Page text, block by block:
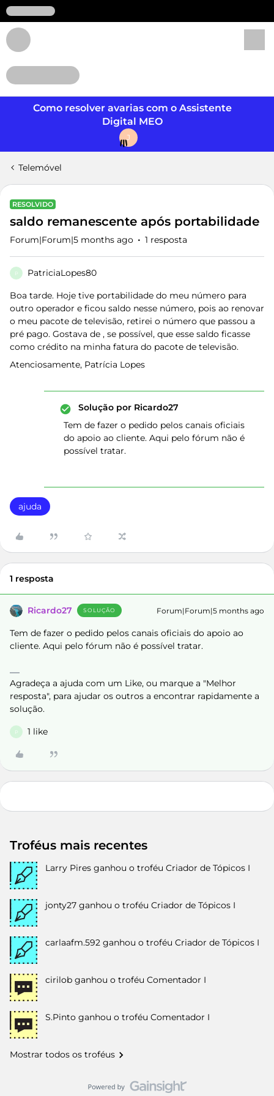
Como resolver avarias com o Assistente
Digital MEO
J
Telemóvel
RESOLVIDO
saldo remanescente após portabilidade
Forum|Forum|5 months ago 1 resposta
P PatriciaLopes80
Boa tarde. Hoje tive portabilidade do meu número para
outro operador e ficou saldo nesse número, pois ao renovar
o meu pacote de televisão, retirei o número que passou a
pré pago. Gostava de , se possível, que esse saldo ficasse
como crédito na minha fatura do pacote de televisão.
Atenciosamente, Patrícia Lopes
Solução por Ricardo27
Tem de fazer o pedido pelos canais oficiais
do apoio ao cliente. Aqui pelo fórum não é
possível tratar.
ajuda
1 resposta
Ricardo27 SOLUÇÃO Forum|Forum|5 months ago
Tem de fazer o pedido pelos canais oficiais do apoio ao
cliente. Aqui pelo fórum não é possível tratar.
Agradeça a ajuda com um Like, ou marque a "Melhor
resposta", para ajudar os outros a encontrar rapidamente a
solução.
P 1 like
Troféus mais recentes
Larry Pires ganhou o troféu Criador de Tópicos I
jonty27 ganhou o troféu Criador de Tópicos I
carlaafm.592 ganhou o troféu Criador de Tópicos I
cirilob ganhou o troféu Comentador I
S.Pinto ganhou o troféu Comentador I
Mostrar todos os troféus